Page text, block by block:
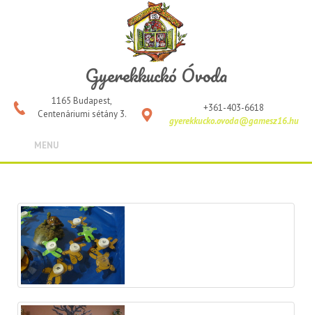
Gyerekkuckó Óvoda
1165 Budapest,
Centenáriumi sétány 3.
+361-403-6618
gyerekkucko.ovoda@gamesz16.hu
MENU